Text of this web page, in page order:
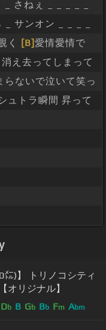
さねぇ _ _ _ _ _
サンオン _ _ _ _
く
[B]愛情愛情で
え去ってしまって
らないで泣いて笑っ
ュトラ瞬間 昇って
㍍)】 トリノコシティ
オリジナル】
Db B Gb Bb Fm Abm